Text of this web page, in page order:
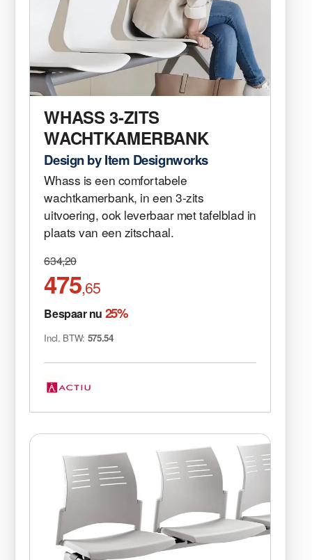
WHASS 3-ZITS
WACHTKAMERBANK
Design by Item Designworks
Whass is een comfortabele
wachtkamerbank, in een 3-zits
uitvoering, ook leverbaar met tafelblad in
plaats van een zitschaal.
634,20
475,65
Bespaar nu 25%
Incl. BTW: 575.54